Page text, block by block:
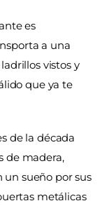
es
a una
vistos y
que ya te
de la década
de madera,
un sueño por sus
metálicas